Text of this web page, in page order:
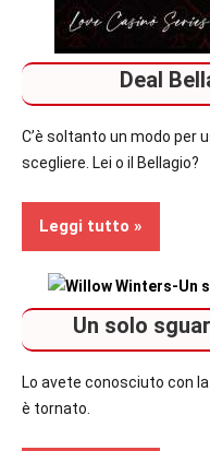
Deal
C’è soltanto un modo per
scegliere. Lei o il Bellagio?
Leggi tutto
Romance
Recensioni
Un solo
Lo avete conosciuto con
è tornato.